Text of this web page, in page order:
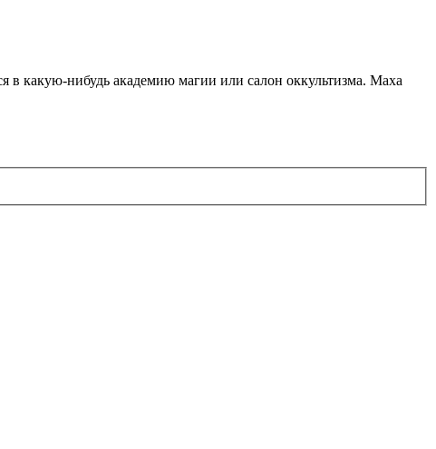
в какую-нибудь академию магии или салон оккультизма. Маха